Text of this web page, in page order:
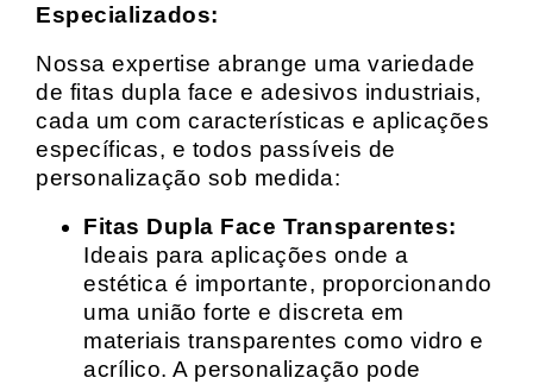
Especializados:
Nossa expertise abrange uma variedade
de fitas dupla face e adesivos industriais,
cada um com características e aplicações
específicas, e todos passíveis de
personalização sob medida:
Fitas Dupla Face Transparentes:
Ideais para aplicações onde a
estética é importante, proporcionando
uma união forte e discreta em
materiais transparentes como vidro e
acrílico. A personalização pode